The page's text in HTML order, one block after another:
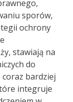
sporów,
ochrony
stawiają na
do
bardziej
integruje